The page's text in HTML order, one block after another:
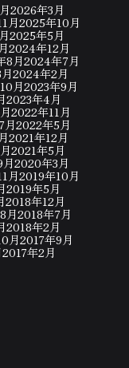
2026年3月
月2025年10月
2025年5月
2024年12月
8月2024年7月
2024年2月
月2023年9月
2023年4月
2022年11月
月2022年5月
2021年12月
2021年5月
月2020年3月
月2019年10月
2019年5月
2018年12月
月2018年7月
2018年2月
月2017年9月
2017年2月